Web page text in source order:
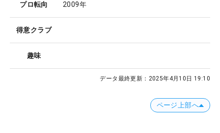
プロ転向 2009年
得意クラブ
趣味
データ最終更新： 2025年4月10日 19:10
ページ上部へ